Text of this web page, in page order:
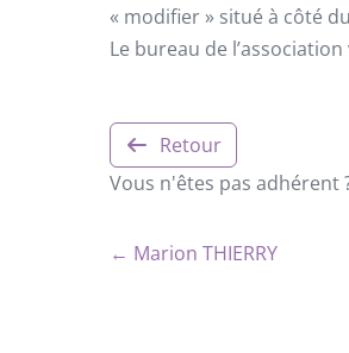
« modifier » situé à côté
Le bureau de
Retour
Vous n'êtes pas adhérent
← Marion THIERRY